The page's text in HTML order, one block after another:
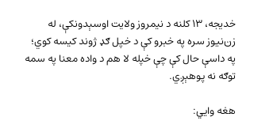
خدیجه، ۱۳ کلنه د نیمروز ولایت اوسېدونکې، له
زن‌نیوز سره په خبرو کې د خپل ګډ ژوند کیسه کوي؛
په داسې حال کې چې خپله لا هم د واده معنا په سمه
توګه نه پوهېږي.
هغه وايي: